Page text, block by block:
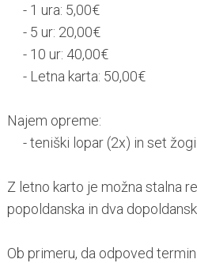
- 1 ura: 5,00€
- 5 ur: 20,00€
- 10 ur: 40,00€
- Letna karta: 50,00€
Najem opreme:
- teniški lopar (2x) in set
Z letno karto je možna stalna
popoldanska in dva
Ob primeru, da odpoved